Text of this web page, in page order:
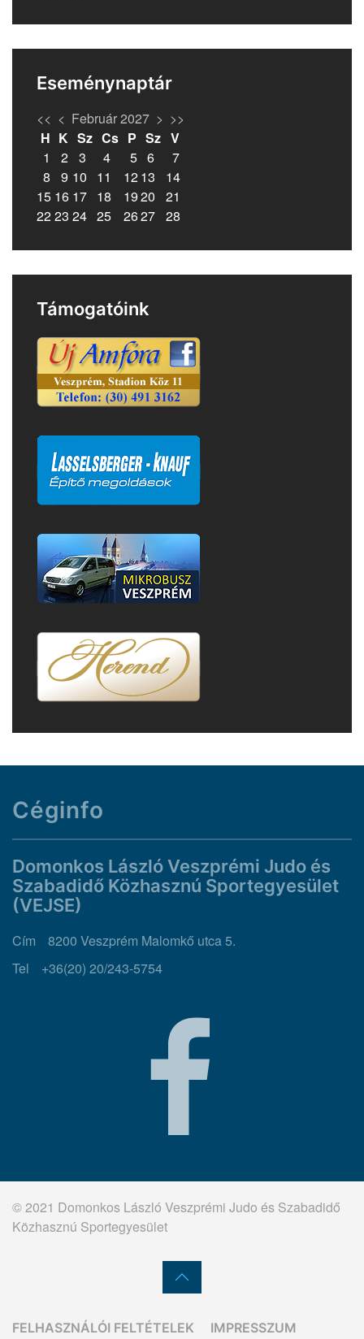
Eseménynaptár
<< < Február 2027 > >>
H K Sz Cs P Sz V
1
2 3 4 5 6
7
8
9 10 11 1213
14
15 16 17 18 1920
21
2223 24 25 2627 28
Támogatóink
Céginfo
Domonkos László Veszprémi Judo és
Szabadidő Közhasznú Sportegyesület
(VEJSE)
Cím
8200 Veszprém Malomkő utca 5.
Tel
+36(20) 20/243-5754
© 2021 Domonkos László Veszprémi Judo és Szabadidő
Közhasznú Sportegyesület
FELHASZNÁLÓI FELTÉTELEK IMPRESSZUM